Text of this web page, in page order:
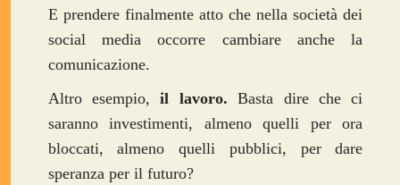
E prendere finalmente atto che nella società dei
social media occorre cambiare anche la
comunicazione.
Altro esempio,il lavoro.Basta dire che ci
saranno investimenti, almeno quelli per ora
bloccati, almeno quelli pubblici, per dare
speranza per il futuro?